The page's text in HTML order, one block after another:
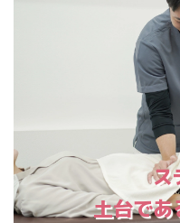
ス
土台であ